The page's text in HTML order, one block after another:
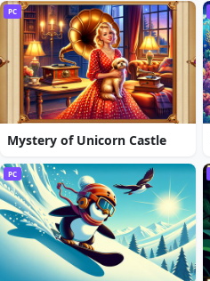
PC
Mystery of Unicorn Castle
PC